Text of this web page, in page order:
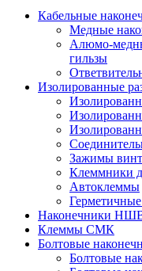
Кабельные
Медные
Алюмо-
гильзы
Изолированные
Зажимы
Клеммники
Автоклеммы
Наконечники
Клеммы СМК
Болтовые
Болтовые